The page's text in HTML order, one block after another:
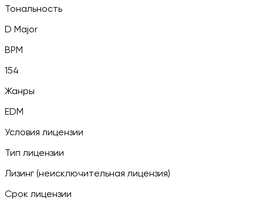
Тональность
D Major
BPM
154
Жанры
EDM
Условия лицензии
Тип лицензии
Лизинг (неисключительная лицензия)
Срок лицензии